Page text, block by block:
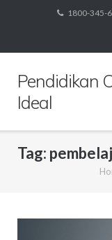
1800-345-
Pendidikan
Ideal
Tag: